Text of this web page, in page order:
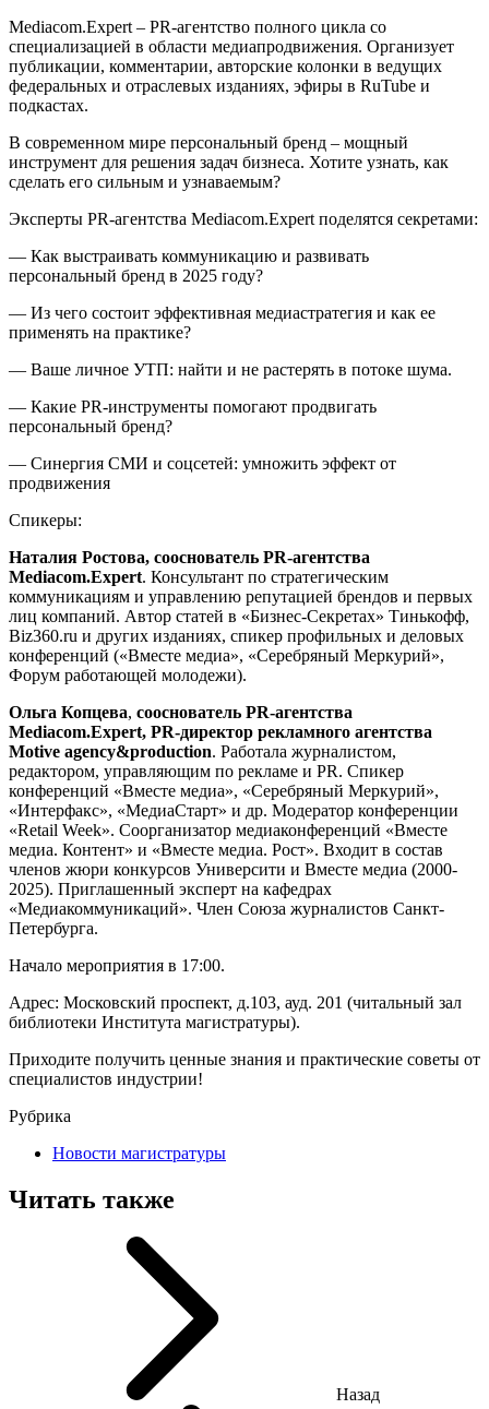
Mediacom.Expert – PR-агентство полного цикла со
специализацией в области медиапродвижения. Организует
публикации, комментарии, авторские колонки в ведущих
федеральных и отраслевых изданиях, эфиры в RuTube и
подкастах.
В современном мире персональный бренд – мощный
инструмент для решения задач бизнеса. Хотите узнать, как
сделать его сильным и узнаваемым?
Эксперты PR-агентства Mediacom.Expert поделятся секретами:
— Как выстраивать коммуникацию и развивать
персональный бренд в 2025 году?
— Из чего состоит эффективная медиастратегия и как ее
применять на практике?
— Ваше личное УТП: найти и не растерять в потоке шума.
— Какие PR-инструменты помогают продвигать
персональный бренд?
— Синергия СМИ и соцсетей: умножить эффект от
продвижения
Спикеры:
Наталия Ростова, сооснователь PR-агентства
Mediacom.Expert. Консультант по стратегическим
коммуникациям и управлению репутацией брендов и первых
лиц компаний. Автор статей в «Бизнес-Секретах» Тинькофф,
Biz360.ru и других изданиях, спикер профильных и деловых
конференций («Вместе медиа», «Серебряный Меркурий»,
Форум работающей молодежи).
Ольга Копцева, сооснователь PR-агентства
Mediacom.Expert, PR-директор рекламного агентства
Motive agency&production. Работала журналистом,
редактором, управляющим по рекламе и PR. Спикер
конференций «‎Вместе медиа», «‎Серебряный Меркурий»,
«‎Интерфакс», «‎МедиаСтарт» и др. Модератор конференции
«‎Retail Week». Соорганизатор медиаконференций «‎Вместе
медиа. Контент» и «‎Вместе медиа. Рост». Входит в состав
членов жюри конкурсов Университи и Вместе медиа (2000-
2025). Приглашенный эксперт на кафедрах
«‎Медиакоммуникаций». Член Союза журналистов Санкт-
Петербурга.
Начало мероприятия в 17:00.
Адрес: Московский проспект, д.103, ауд. 201 (читальный зал
библиотеки Института магистратуры).
Приходите получить ценные знания и практические советы от
специалистов индустрии!
Рубрика
Новости магистратуры
Читать также
Назад